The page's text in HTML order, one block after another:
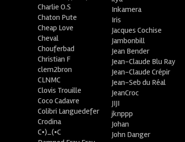
Charlie O.S
Chaton Pute
Cheap Love
Cheval
Chouferbad
Christian F
clem2bron
CLNMC
Clovis Trouille
Coco Cadavre
Colibri Languedefer
Crodina
C•)_(•C
Inkamera
Iris
Jacques Cochise
Jambonbill
Jean Bender
Jean-Claude Blu Ray
Jean-Claude Crépir
Jean-Seb du Réal
JeanCroc
JIJI
jknppp
Johan
John Danger